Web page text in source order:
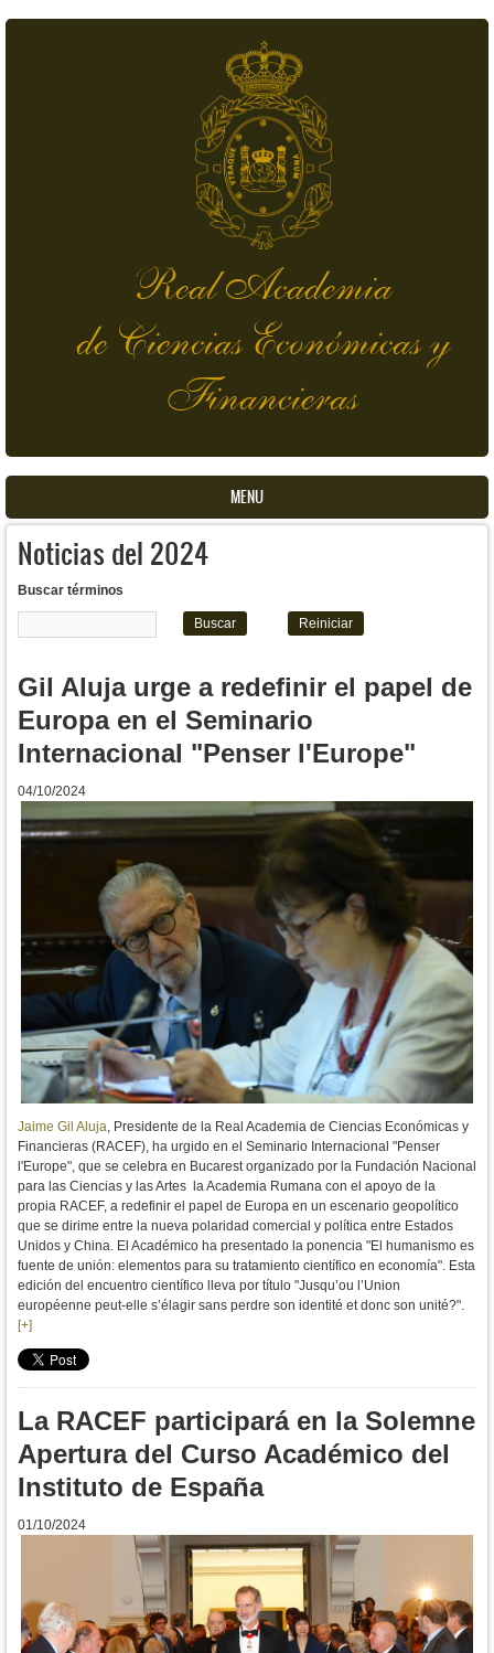
Real Academia
de Ciencias Económicas y
Financieras
MENU
Noticias del 2024
Buscar términos
Gil Aluja urge a redefinir el papel de
Europa en el Seminario
Internacional "Penser l'Europe"
04/10/2024
Jaime Gil Aluja, Presidente de la Real Academia de Ciencias Económicas y
Financieras (RACEF), ha urgido en el Seminario Internacional "Penser
l'Europe", que se celebra en Bucarest organizado por la Fundación Nacional
para las Ciencias y las Artes la Academia Rumana con el apoyo de la
propia RACEF, a redefinir el papel de Europa en un escenario geopolítico
que se dirime entre la nueva polaridad comercial y política entre Estados
Unidos y China. El Académico ha presentado la ponencia "El humanismo es
fuente de unión: elementos para su tratamiento científico en economía". Esta
edición del encuentro científico lleva por título "Jusqu’ou l’Union
européenne peut-elle s’élagir sans perdre son identité et donc son unité?".
[+]
La RACEF participará en la Solemne
Apertura del Curso Académico del
Instituto de España
01/10/2024